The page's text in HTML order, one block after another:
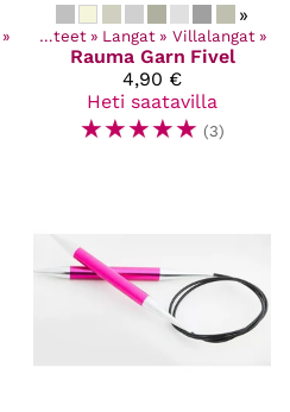
‪»
»
Kaikki tuotteet ‪» Langat ‪» Villalangat ‪»
Rauma Garn Fivel
4,90 €
Heti saatavilla
☆☆☆☆☆ (3)